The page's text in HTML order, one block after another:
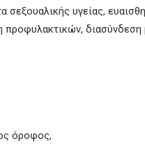
σεξουαλικής υγείας,
διασύνδεση
όροφος,